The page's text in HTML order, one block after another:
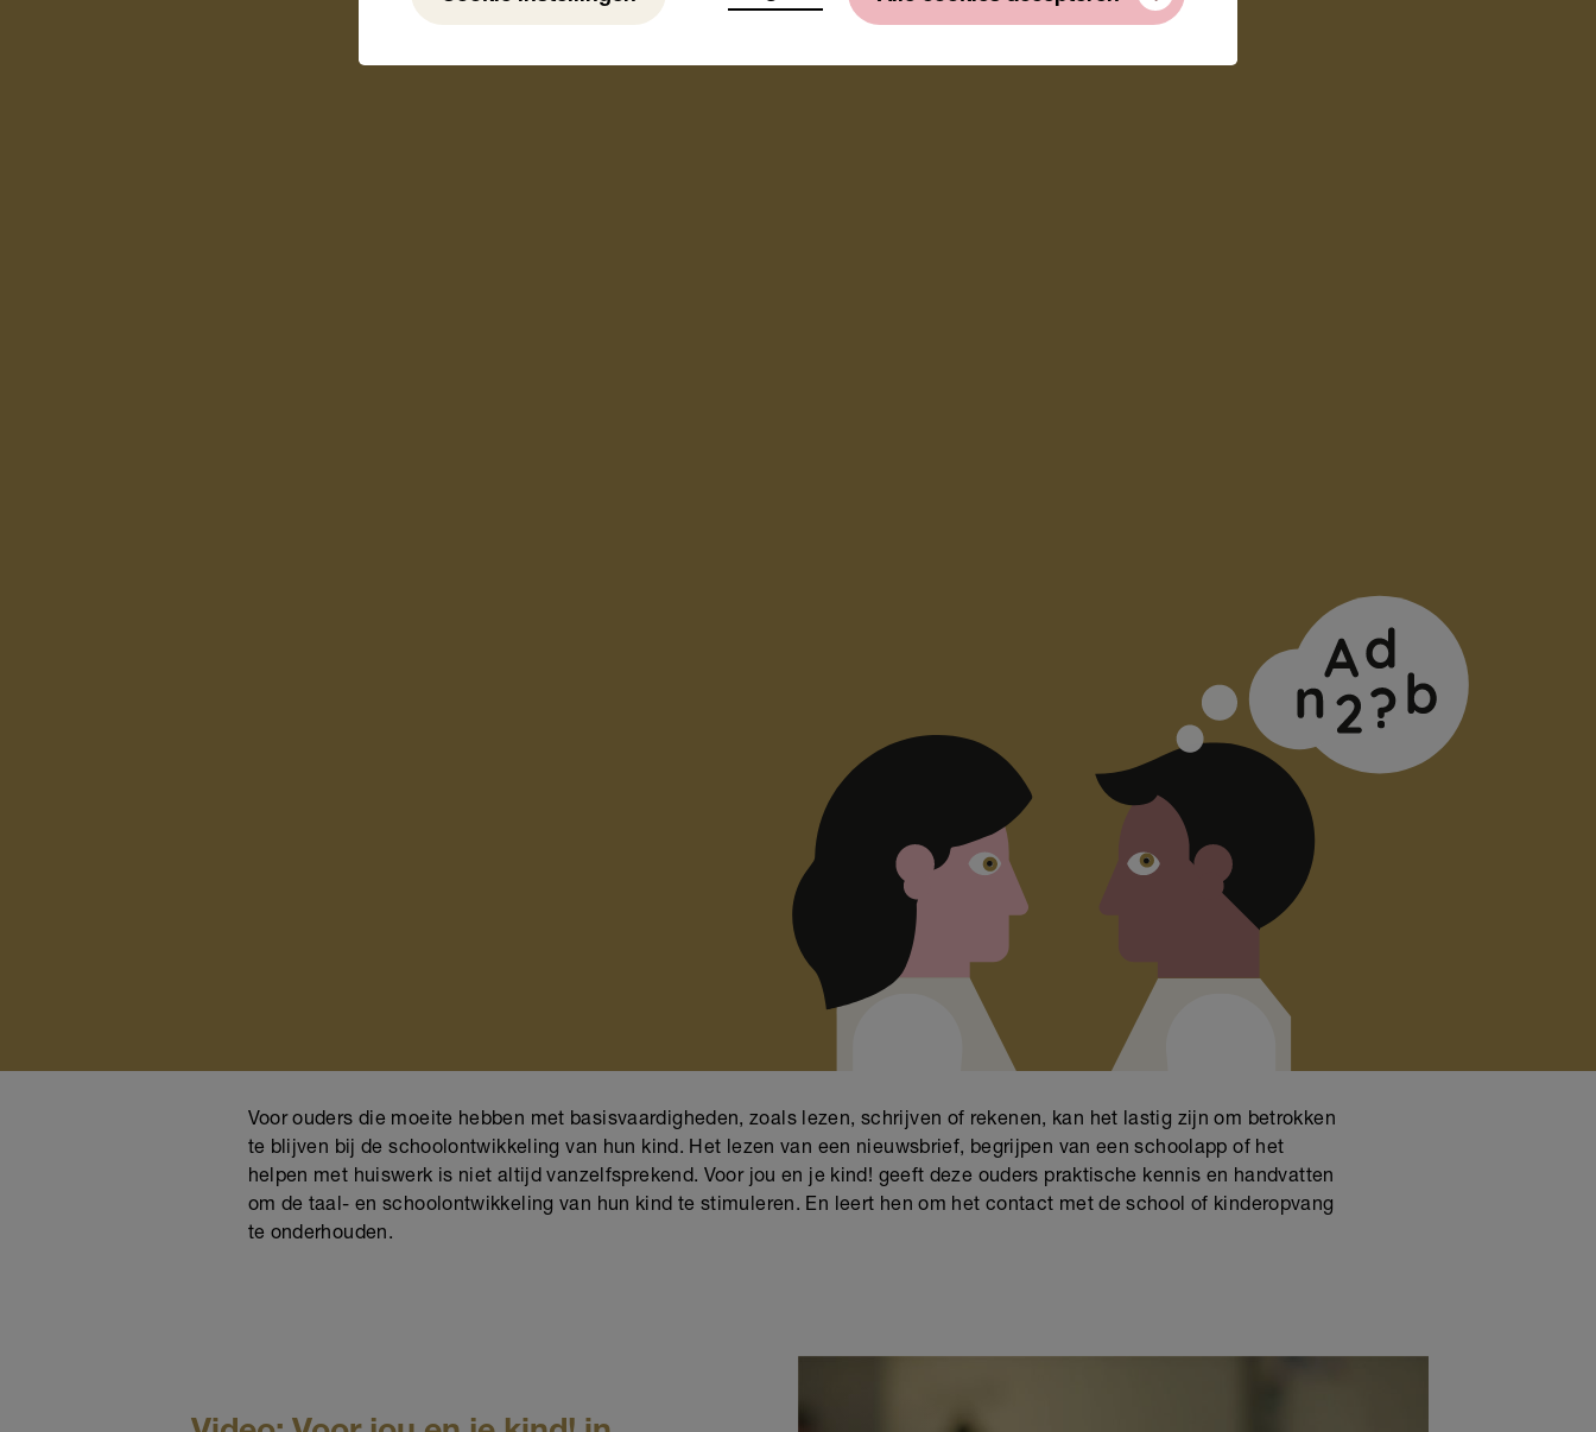
Voor ouders die moeite hebben met basisvaardigheden, zoals lezen, schrijven of rekenen, kan het lastig zijn om betrokken
te blijven bij de schoolontwikkeling van hun kind. Het lezen van een nieuwsbrief, begrijpen van een schoolapp of het
helpen met huiswerk is niet altijd vanzelfsprekend. Voor jou en je kind! geeft deze ouders praktische kennis en handvatten
om de taal- en schoolontwikkeling van hun kind te stimuleren. En leert hen om het contact met de school of kinderopvang
te onderhouden.
Weigeren